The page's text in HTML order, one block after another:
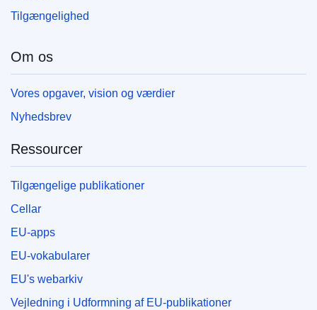
Tilgængelighed
Om os
Vores opgaver, vision og værdier
Nyhedsbrev
Ressourcer
Tilgængelige publikationer
Cellar
EU-apps
EU-vokabularer
EU's webarkiv
Vejledning i Udformning af EU-publikationer